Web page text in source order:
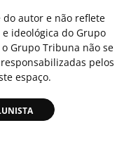
autor e não reflete
ideológica do Grupo
Grupo Tribuna não se
pelos
espaço.